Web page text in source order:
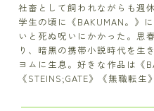
社畜として飼われながらも週
学生の頃に《BAKUMAN。》
いと死ぬ呪いにかかった。思
り、暗黒の携帯小説時代を生
ヨムに生息。好きな作品は《
《STEINS;GATE》《無職転生》